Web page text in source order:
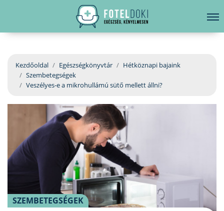
EGÉSZSÉGKÖNYVTÁR
BETEGSÉGKALAUZ
ÜGYELETKERESŐ
ORVOS VÁLASZOL
ORVOSKERESŐ
hirdetés
Kezdőoldal Egészségkönyvtár
Hétköznapi bajaink
Szembetegségek
Veszélyes-e a mikrohullámú sütő mellett állni?
SZEMBETEGSÉGEK